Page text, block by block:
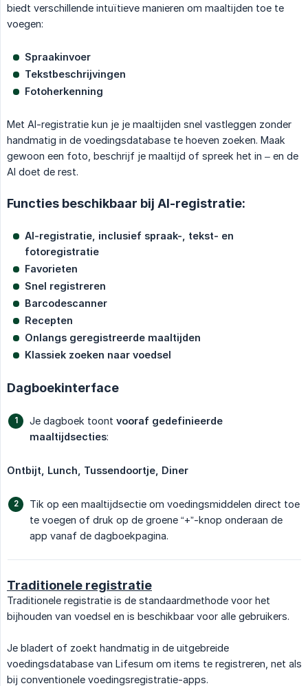
biedt verschillende intuïtieve manieren om maaltijden toe te
voegen:
Spraakinvoer
Tekstbeschrijvingen
Fotoherkenning
Met AI-registratie kun je je maaltijden snel vastleggen zonder
handmatig in de voedingsdatabase te hoeven zoeken. Maak
gewoon een foto, beschrijf je maaltijd of spreek het in – en de
AI doet de rest.
Functies beschikbaar bij AI-registratie:
AI-registratie, inclusief spraak-, tekst- en
fotoregistratie
Favorieten
Snel registreren
Barcodescanner
Recepten
Onlangs geregistreerde maaltijden
Klassiek zoeken naar voedsel
Dagboekinterface
Je dagboek toont vooraf gedefinieerde
maaltijdsecties:
Ontbijt, Lunch, Tussendoortje, Diner
Tik op een maaltijdsectie om voedingsmiddelen direct toe
te voegen of druk op de groene “+”-knop onderaan de
app vanaf de dagboekpagina.
Traditionele registratie
Traditionele registratie is de standaardmethode voor het
bijhouden van voedsel en is beschikbaar voor alle gebruikers.
Je bladert of zoekt handmatig in de uitgebreide
voedingsdatabase van Lifesum om items te registreren, net als
bij conventionele voedingsregistratie-apps.